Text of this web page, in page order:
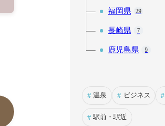
福岡県 29
長崎県 7
鹿児島県 9
# 温泉 # ビジネス #
# 駅前・駅近